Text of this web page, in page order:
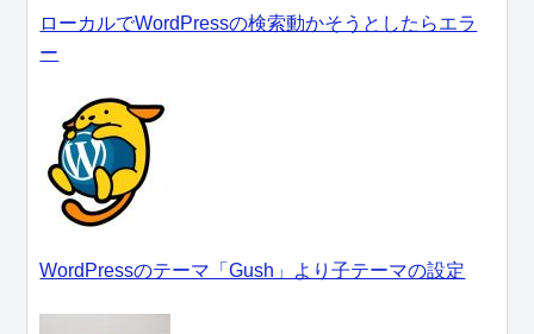
ローカルでWordPressの検索動かそうとしたらエラ
ー
WordPressのテーマ「Gush」より子テーマの設定